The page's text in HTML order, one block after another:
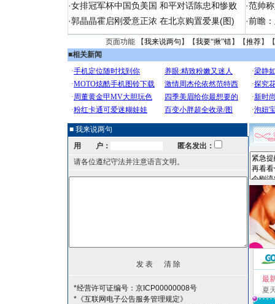
·女排冠军杯中国负美国 和平对话陈忠和惨败
·郭晶晶霍启刚爱意正浓 在北京购置爱巢(图)
·范帅
·前瞻
页面功能 【我来说两句 】【我要“揪”错】【推荐】
■相关新闻
■ 我来说两句
用 户：
匿名发出：
请各位遵纪守法并注意语言文明。
*经营许可证编号：京ICP00000008号
*《互联网电子公告服务管理规定》
最
夏